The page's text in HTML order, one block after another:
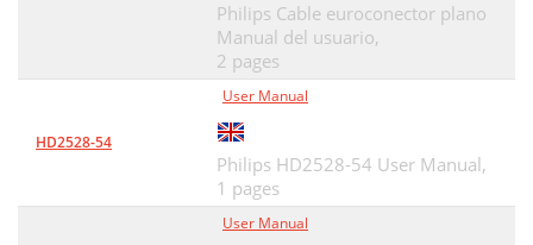
Philips Cable euroconector plano
Manual del usuario,
2 pages
HD2528-54
User Manual
Philips HD2528-54 User Manual,
1 pages
User Manual